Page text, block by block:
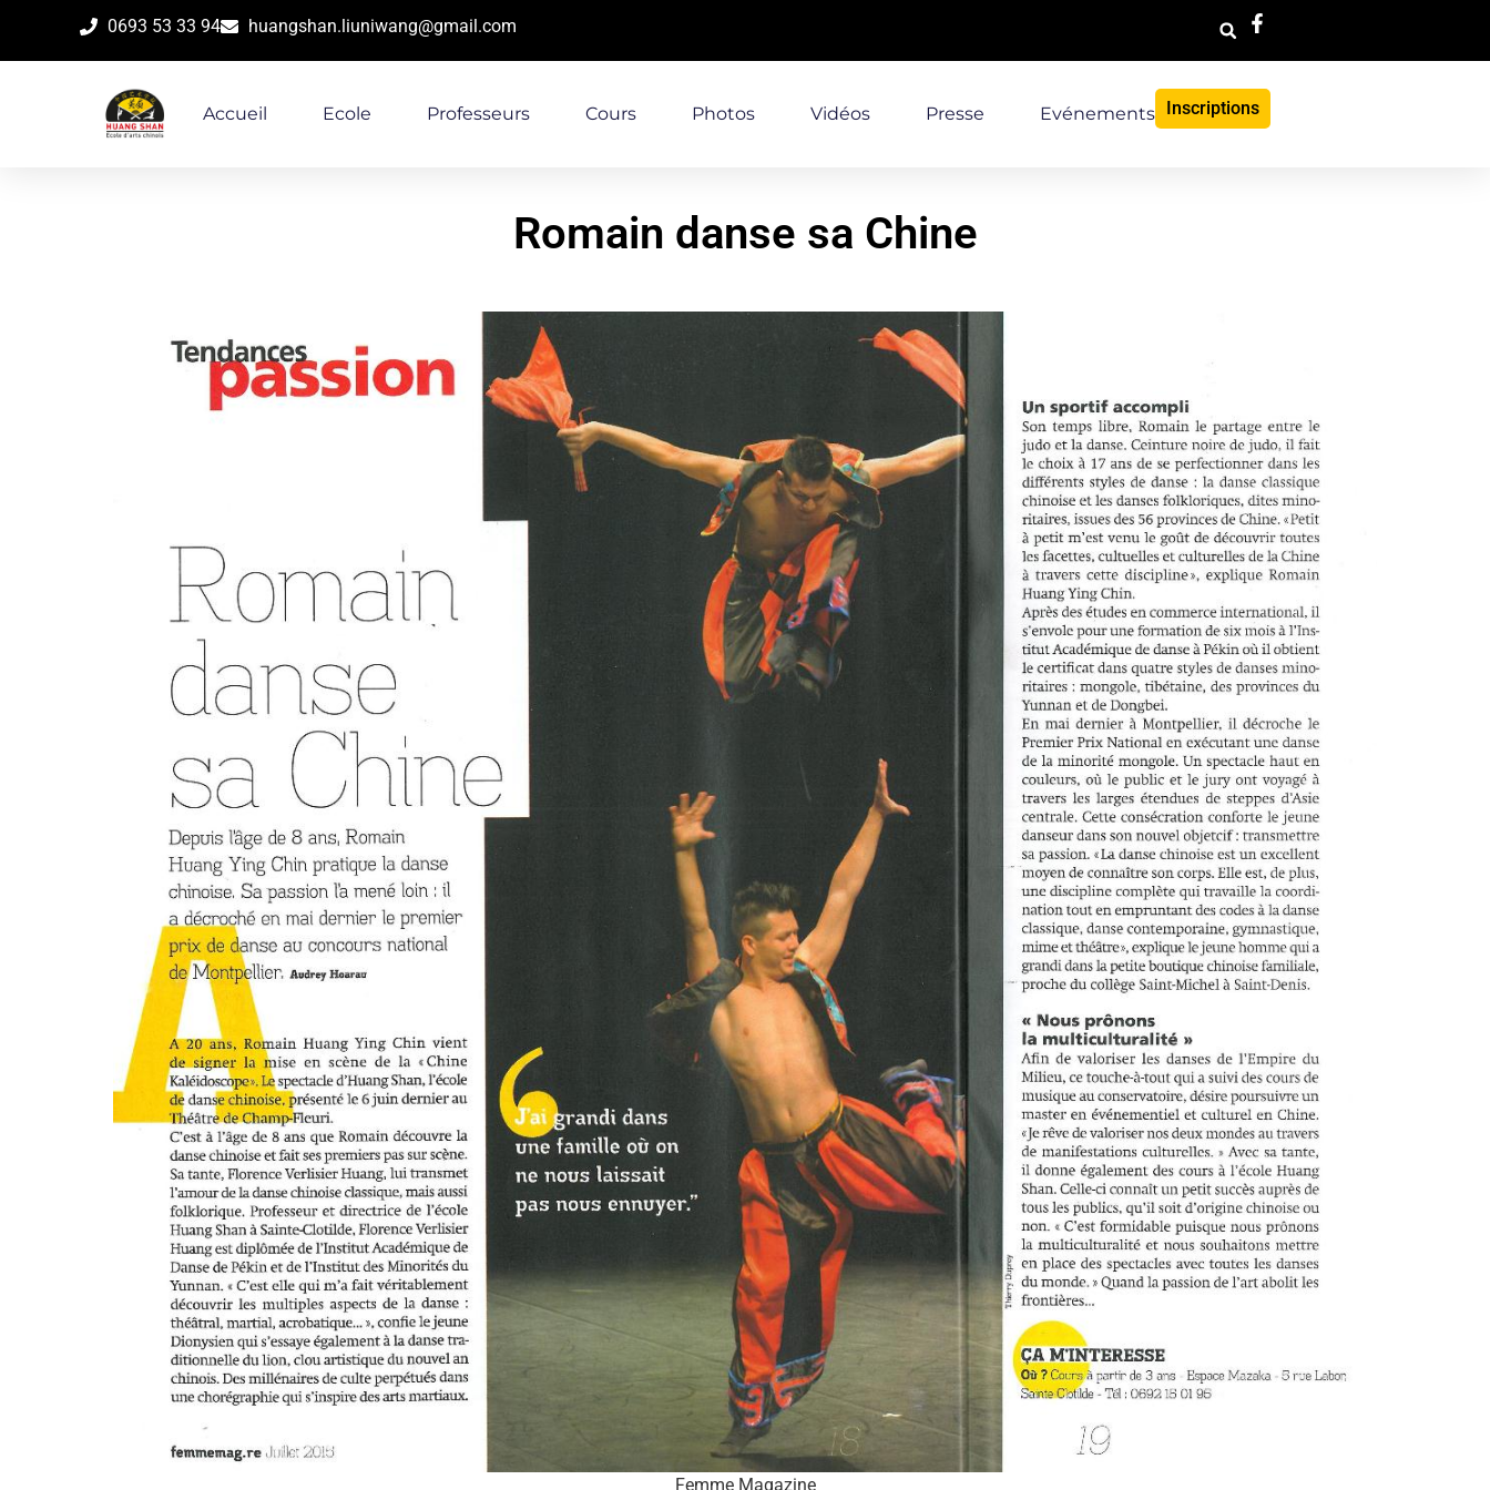
0693 53 33 94 huangshan.liuniwang@gmail.com
Accueil Ecole Professeurs Cours Photos Vidéos Presse Evénements Inscriptions
Romain danse sa Chine
Femme Magazine